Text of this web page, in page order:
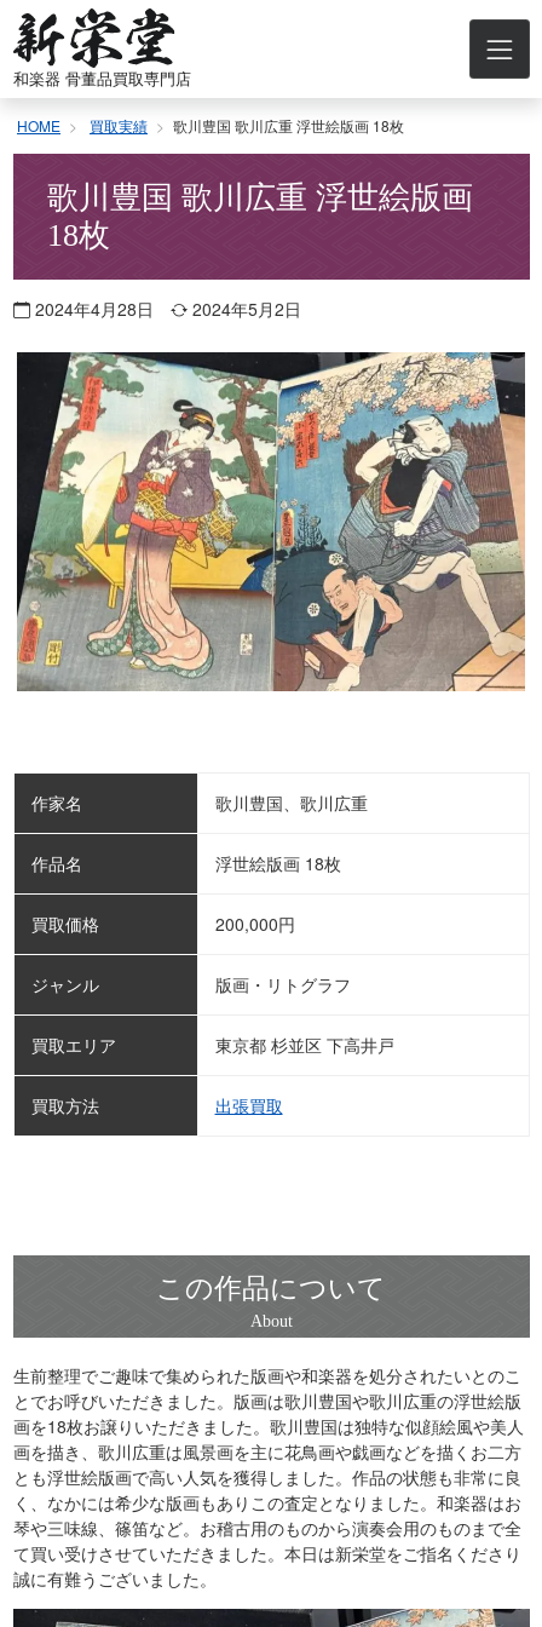
ン和楽器 骨董品買取専門店
HOME 買取実績 歌川豊国 歌川広重 浮世絵版画 18枚
歌川豊国 歌川広重 浮世絵版画
18枚
2024年4月28日 2024年5月2日
作家名 歌川豊国、歌川広重
作品名 浮世絵版画 18枚
買取価格 200,000円
ジャンル 版画・リトグラフ
買取エリア 東京都 杉並区 下高井戸
買取方法 出張買取
この作品について
生前整理でご趣味で集められた版画や和楽器を処分されたいとのこ
とでお呼びいただきました。版画は歌川豊国や歌川広重の浮世絵版
画を18枚お譲りいただきました。歌川豊国は独特な似顔絵風や美人
画を描き、歌川広重は風景画を主に花鳥画や戯画などを描くお二方
とも浮世絵版画で高い人気を獲得しました。作品の状態も非常に良
く、なかには希少な版画もありこの査定となりました。和楽器はお
琴や三味線、篠笛など。お稽古用のものから演奏会用のものまで全
て買い受けさせていただきました。本日は新栄堂をご指名くださり
誠に有難うございました。